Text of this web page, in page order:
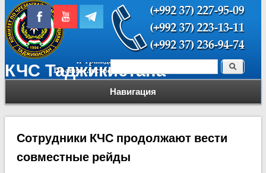
КЧС Таджикистана
Навигация
Форма поиска Поиск
Сотрудники КЧС продолжают вести
совместные рейды